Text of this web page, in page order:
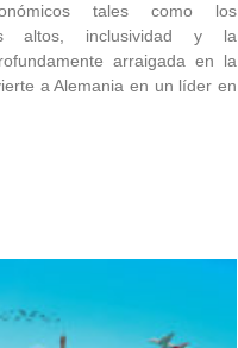
tales como los
altos, inclusividad y la
arraigada en la
a Alemania en un líder en